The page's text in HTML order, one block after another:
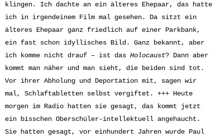
klingen. Ich dachte an ein älteres Ehepaar, das hatte
ich in irgendeinem Film mal gesehen. Da sitzt ein
älteres Ehepaar ganz friedlich auf einer Parkbank,
ein fast schon idyllisches Bild. Ganz bekannt, aber
ich komme nicht drauf – ist das Holocaust? Dann aber
kommt man näher und man sieht, die beiden sind tot.
Vor ihrer Abholung und Deportation mit, sagen wir
mal, Schlaftabletten selbst vergiftet. +++ Heute
morgen im Radio hatten sie gesagt, das kommt jetzt
ein bisschen Oberschüler-intellektuell angehaucht.
Sie hatten gesagt, vor einhundert Jahren wurde Paul